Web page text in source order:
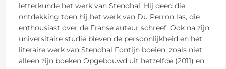
letterkunde het werk van Stendhal. Hij deed die
ontdekking toen hij het werk van Du Perron las, die
enthousiast over de Franse auteur schreef. Ook na zijn
universitaire studie bleven de persoonlijkheid en het
literaire werk van Stendhal Fontijn boeien, zoals niet
alleen zijn boeken Opgebouwd uit hetzelfde (2011) en